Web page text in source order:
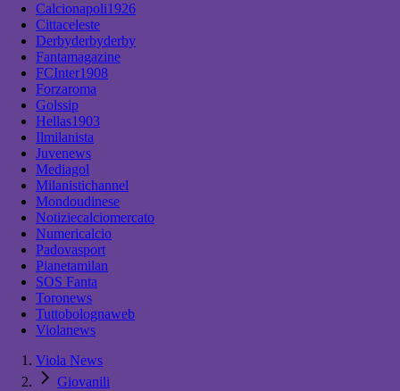
Calcionapoli1926
Cittaceleste
Derbyderbyderby
Fantamagazine
FCInter1908
Forzaroma
Golssip
Hellas1903
Ilmilanista
Juvenews
Mediagol
Milanistichannel
Mondoudinese
Notiziecalciomercato
Numericalcio
Padovasport
Pianetamilan
SOS Fanta
Toronews
Tuttobolognaweb
Violanews
Viola News
Giovanili